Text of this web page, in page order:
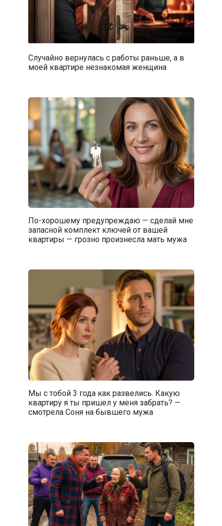
Случайно вернулась с работы раньше, а в
моей квартире незнакомая женщина
По-хорошему предупреждаю — сделай мне
запасной комплект ключей от вашей
квартиры — грозно произнесла мать мужа
Мы с тобой 3 года как развелись. Какую
квартиру я ты пришел у меня забрать? —
смотрела Соня на бывшего мужа